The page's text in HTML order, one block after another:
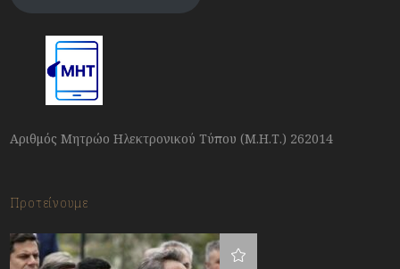
Αριθμός Μητρώο Ηλεκτρονικού Τύπου (Μ.Η.Τ.) 262014
Προτείνουμε